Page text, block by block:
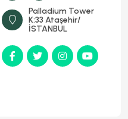
Palladium Tower
K:33 Ataşehir/
İSTANBUL